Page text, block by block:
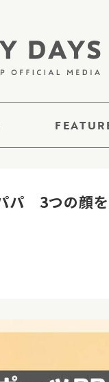
3つの顔を